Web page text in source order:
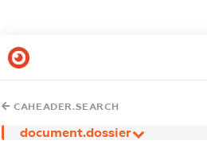
CAHEADER.SEARCH
document.dossier